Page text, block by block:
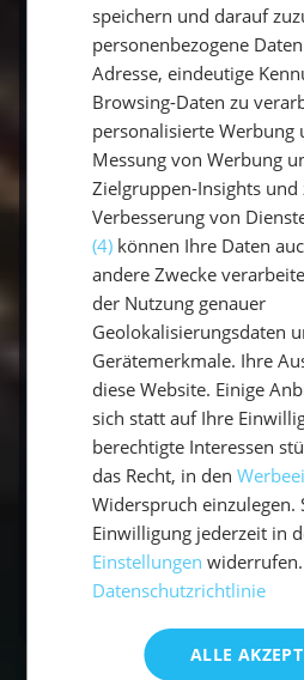
🏝️ Fazit: Freiheit beginnt,
kombinierst
individuelle
Segeltörn
ist ideal für alle,
wollen als Standardurlaub.
Du entscheidest, wohin es
bleibst und welche
Ob du aktivmitsegeln
die Ruhe auf See suchst -
schenkt dir Flexibilität,
und unvergessliche
Also: Plan dein eigenes
Segel - und entdecke die
Weise! 🌊⛵
speichern und darauf
personenbezogene
Adresse, eindeutige
Browsing-Daten zu
personalisierte Werbung
Messung von Werbung
Zielgruppen-Insights und
Verbesserung von
(4) können Ihre Daten
andere Zwecke
der Nutzung genauer
Geolokalisierungsdaten
Gerätemerkmale. Ihre
diese Website. Einige
sich statt auf Ihre
berechtigte Interessen
das Recht, in den
Widerspruch einzulegen.
Einwilligung jederzeit in
Einstellungen widerrufen.
Datenschutzrichtlinie
ALLE